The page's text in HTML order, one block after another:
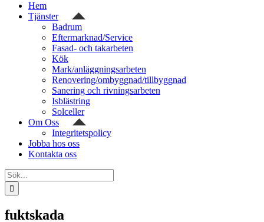
Hem
Tjänster
Badrum
Eftermarknad/Service
Fasad- och takarbeten
Kök
Mark/anläggningsarbeten
Renovering/ombyggnad/tillbyggnad
Sanering och rivningsarbeten
Isblästring
Solceller
Om Oss
Integritetspolicy
Jobba hos oss
Kontakta oss
Sök
efter:
fuktskada